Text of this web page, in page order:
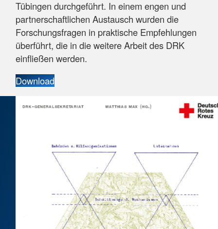
Tübingen durchgeführt. In einem engen und
partnerschaftlichen Austausch wurden die
Forschungsfragen in praktische Empfehlungen
überführt, die in die weitere Arbeit des DRK
einfließen werden.
Download